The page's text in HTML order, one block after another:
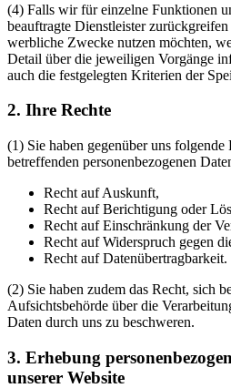
(4) Falls wir für einzelne Funktionen
beauftragte Dienstleister
werbliche Zwecke nutzen möchten,
Detail über die jeweiligen Vorgänge
auch die festgelegten Kriterien der
2. Ihre Rechte
(1) Sie haben gegenüber uns
betreffenden personenbezogenen
Recht auf Auskunft,
Recht auf Berichtigung oder
Recht auf Einschränkung der
Recht auf Widerspruch gegen
Recht auf Datenübertragbarkeit.
(2) Sie haben zudem das Recht, sich
Aufsichtsbehörde über die
Daten durch uns zu beschweren.
3. Erhebung
unserer Website